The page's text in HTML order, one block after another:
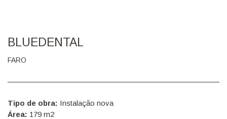
BLUEDENTAL
FARO
Tipo de obra: Instalação nova
Área: 179 m2